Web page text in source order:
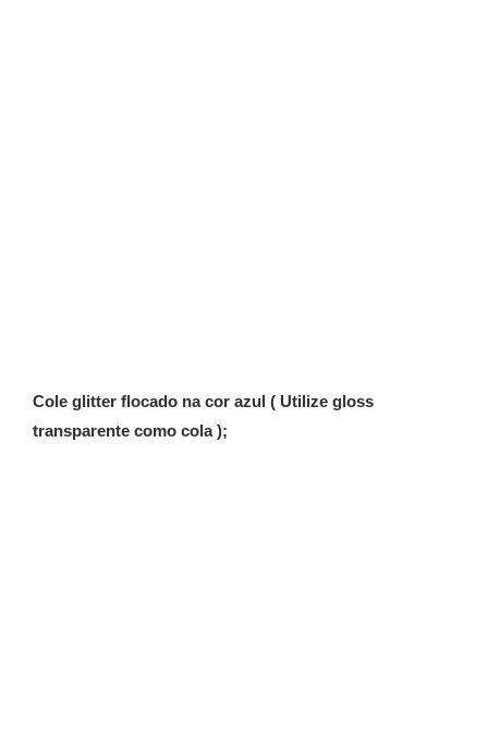
Cole glitter flocado na cor azul ( Utilize gloss
transparente como cola );